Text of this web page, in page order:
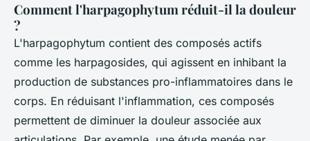
Comment l'harpagophytum réduit-il la douleur
?
L'harpagophytum contient des composés actifs
comme les harpagosides, qui agissent en inhibant la
production de substances pro-inflammatoires dans le
corps. En réduisant l'inflammation, ces composés
permettent de diminuer la douleur associée aux